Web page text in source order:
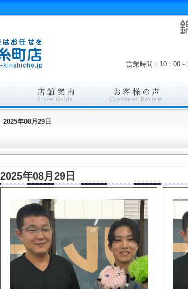
営業時間：10：00
2025年08月29日
2025年08月29日